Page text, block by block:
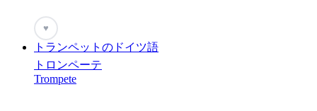
♥
トランペットのドイツ語
トロンペーテ
Trompete